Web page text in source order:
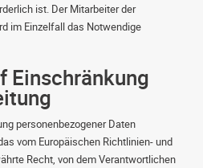
ist. Der Mitarbeiter der
im Einzelfall das Notwendige
Einschränkung
personenbezogener Daten
vom Europäischen Richtlinien- und
Recht, von dem Verantwortlichen